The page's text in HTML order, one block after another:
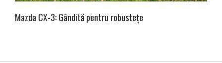
Mazda CX-3: Gândită pentru robustețe